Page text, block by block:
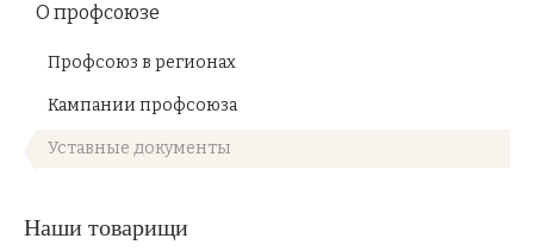
О профсоюзе
Профсоюз в регионах
Кампании профсоюза
Уставные документы
Наши товарищи